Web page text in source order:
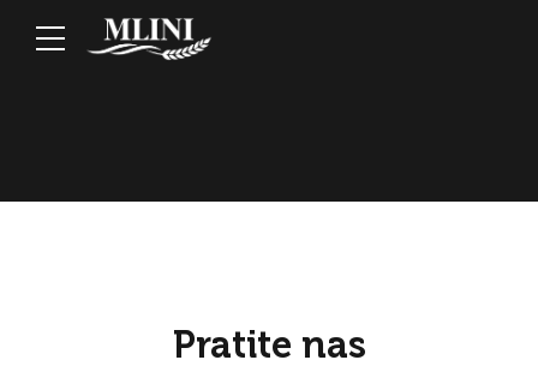
Pratite nas